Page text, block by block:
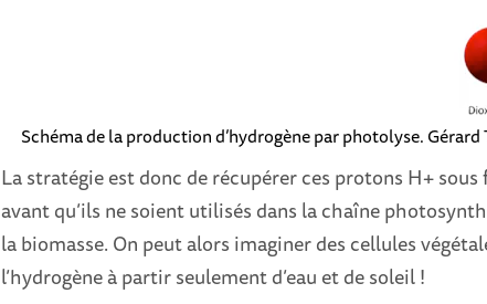
Schéma de la production d’hydrogène par photolyse.
La stratégie est donc de récupérer ces protons H+
avant qu’ils ne soient utilisés dans la chaîne
la biomasse. On peut alors imaginer des cellules
l’hydrogène à partir seulement d’eau et de soleil !